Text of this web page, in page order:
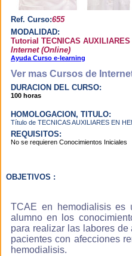
Ref. Curso:655
MODALIDAD:
Tutorial TECNICAS
Internet (Online)
Ayuda Curso e-learning
software
sistema
formación,
learning frente
de
Ver mas Cursos de
DURACION DEL CURSO:
100 horas
HOMOLOGACION, TITULO:
Título de TECNICAS AUXILIARES EN
REQUISITOS:
No se requieren Conocimientos Iniciales
OBJETIVOS :
TCAE en hemodialisis es
alumno en los
para realizar las labores
pacientes con afecciones
hemodialisis.